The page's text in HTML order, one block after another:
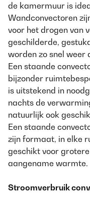
de kamermuur is
Wandconvectoren
voor het drogen van
geschilderde,
worden zo snel weer
Een staande
bijzonder
is uitstekend in
nachts de
natuurlijk ook
Een staande
zijn formaat, in elke
geschikt voor
aangename warmte.
Stroomverbruik